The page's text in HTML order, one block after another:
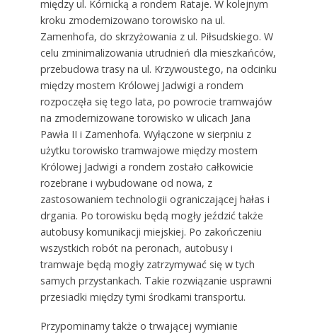
między ul. Kórnicką a rondem Rataje. W kolejnym
kroku zmodernizowano torowisko na ul.
Zamenhofa, do skrzyżowania z ul. Piłsudskiego. W
celu zminimalizowania utrudnień dla mieszkańców,
przebudowa trasy na ul. Krzywoustego, na odcinku
między mostem Królowej Jadwigi a rondem
rozpoczęła się tego lata, po powrocie tramwajów
na zmodernizowane torowisko w ulicach Jana
Pawła II i Zamenhofa. Wyłączone w sierpniu z
użytku torowisko tramwajowe między mostem
Królowej Jadwigi a rondem zostało całkowicie
rozebrane i wybudowane od nowa, z
zastosowaniem technologii ograniczającej hałas i
drgania. Po torowisku będą mogły jeździć także
autobusy komunikacji miejskiej. Po zakończeniu
wszystkich robót na peronach, autobusy i
tramwaje będą mogły zatrzymywać się w tych
samych przystankach. Takie rozwiązanie usprawni
przesiadki między tymi środkami transportu.
Przypominamy także o trwającej wymianie